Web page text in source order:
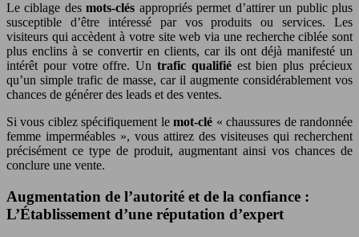
Le ciblage desmots-clés appropriés permet d’attirer un public plus
susceptible d’être intéressé par vos produits ou services. Les
visiteurs qui accèdent à votre site web via une recherche ciblée sont
plus enclins à se convertir en clients, car ils ont déjà manifesté un
intérêt pour votre offre. Un trafic qualifié est bien plus précieux
qu’un simple trafic de masse, car il augmente considérablement vos
chances de générer des leads et des ventes.
Si vous ciblez spécifiquement lemot-clé « chaussures de randonnée
femme imperméables », vous attirez des visiteuses qui recherchent
précisément ce type de produit, augmentant ainsi vos chances de
conclure une vente.
Augmentation de l’autorité et de la confiance :
L’Établissement d’une réputation d’expert